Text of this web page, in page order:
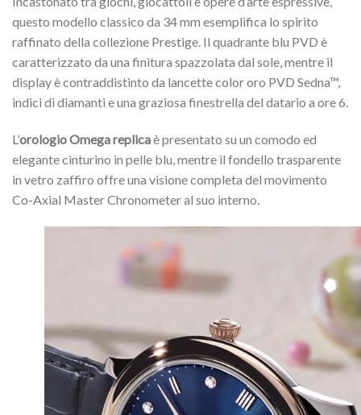
questo modello classico da 34 mm esemplifica lo spirito
raffinato della collezione Prestige. Il quadrante blu PVD è
caratterizzato da una finitura spazzolata dal sole, mentre il
display è contraddistinto da lancette color oro PVD Sedna™,
indici di diamanti e una graziosa finestrella del datario a ore 6.
L’orologio Omega replicaè presentato su un comodo ed
elegante cinturino in pelle blu, mentre il fondello trasparente
in vetro zaffiro offre una visione completa del movimento
Co-Axial Master Chronometer al suo interno.